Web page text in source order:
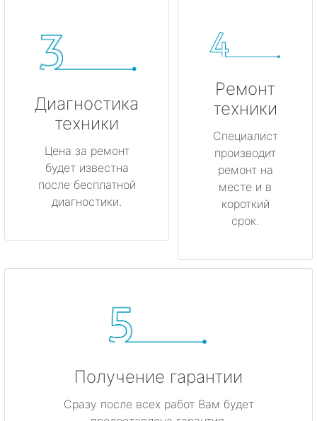
Диагностика
техники
Цена за ремонт
будет известна
после бесплатной
диагностики.
Ремонт
техники
Специалист
производит
ремонт на
месте и в
короткий
срок.
Получение гарантии
Сразу после всех работ Вам будет